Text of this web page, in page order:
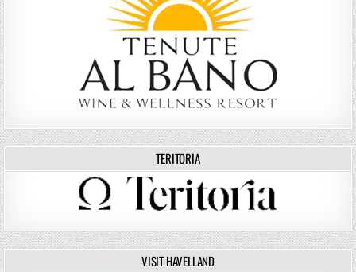
TERITORIA
VISIT HAVELLAND